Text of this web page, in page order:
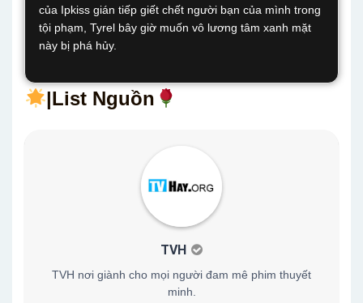
của Ipkiss gián tiếp giết chết người bạn của mình trong
tội phạm, Tyrel bây giờ muốn vô lương tâm xanh mặt
này bị phá hủy.
|List Nguồn
TVH
TVH nơi giành cho mọi người đam mê phim thuyết
minh.